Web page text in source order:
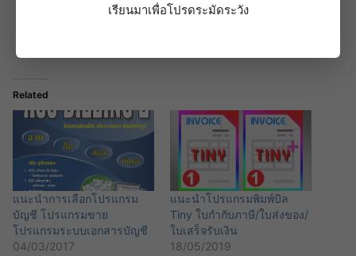
Related
แนะนำการเลือกโปรแกรม
บัญชี โปรแกรมขาย
โปรแกรมระบบเอกสารบัญชี
04/03/2017
แนะนำโปรแกรมพิมพ์บิล
Tiny ใบกำกับภาษี/ใบส่งของ/
ใบเสร็จรับเงิน
18/05/2019
เรียนมาเพื่อโปรดระมัดระวัง